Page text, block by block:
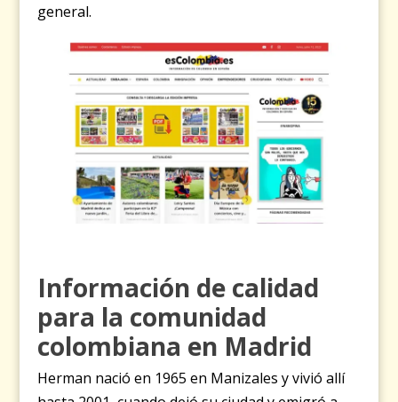
general.
Información de calidad
para la comunidad
colombiana en Madrid
Herman nació en 1965 en Manizales y vivió allí